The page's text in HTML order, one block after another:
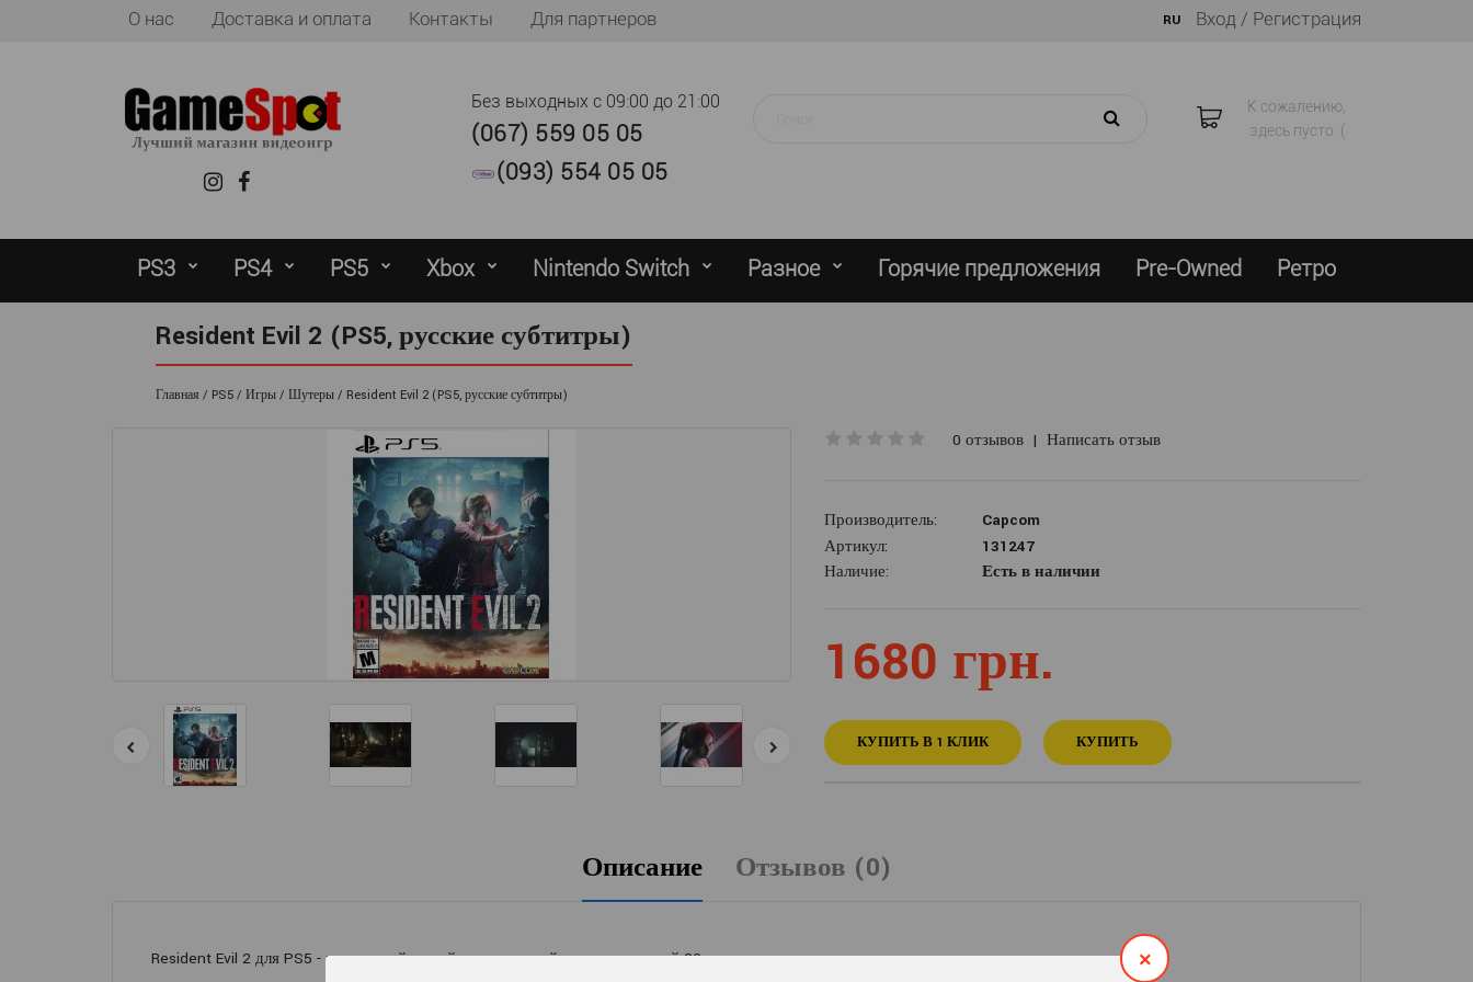
×
О нас Доставка и оплата Контакты Для партнеров RU Вход / Регистрация
Без выходных с 09:00 до 21:00
(067) 559 05 05
(093) 554 05 05
К сожалению,
здесь пусто :(
PS3 PS4 PS5 Xbox Nintendo Switch Разное Горячие предложения Pre-Owned Ретро
Resident Evil 2 (PS5, русские субтитры)
Главная PS5 Игры Шутеры Resident Evil 2 (PS5, русские субтитры)
0 отзывов | Написать отзыв
Производитель:
Capcom
Артикул:
131247
Наличие:
Есть в наличии
1680 грн.
КУПИТЬ В 1 КЛИК КУПИТЬ
Описание Отзывов (0)
Resident Evil 2 для PS5 - это полный римейк легендарной игры вышедшей 20 лет, которая повлияла на развитие всего жанра хоррор.